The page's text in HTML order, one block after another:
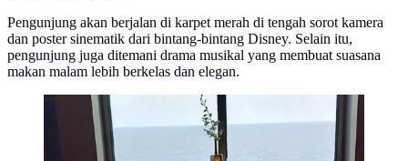
Pengunjung akan berjalan di karpet merah di tengah sorot kamera
dan poster sinematik dari bintang-bintang Disney. Selain itu,
pengunjung juga ditemani drama musikal yang membuat suasana
makan malam lebih berkelas dan elegan.